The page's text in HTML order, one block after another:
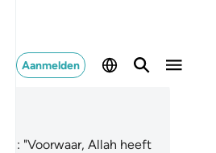
Aanmelden
"Voorwaar, Allah heeft